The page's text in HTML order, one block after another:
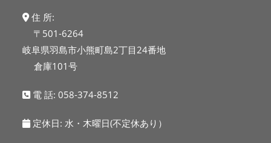
住 所:
〒501-6264
岐阜県羽島市小熊町島2丁目24番地
倉庫101号
電 話:058-374-8512
定休日: 水・木曜日(不定休あり）